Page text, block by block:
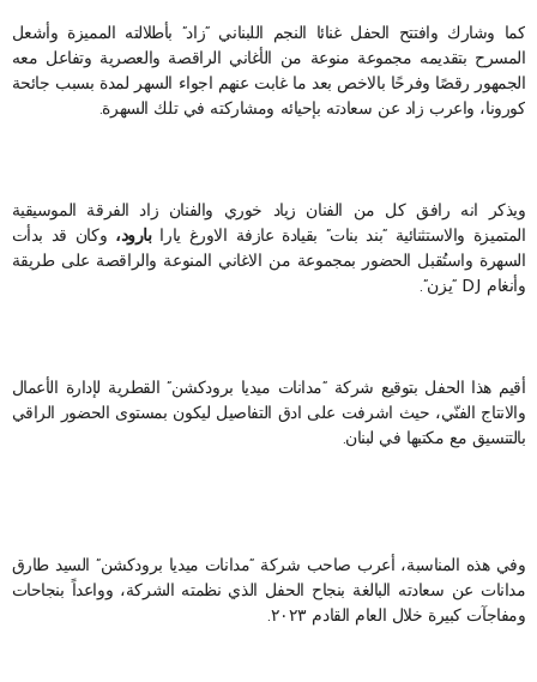
كما وشارك وافتتح الحفل غنائا النجم اللبناني “زاد” بأطلالته المميزة وأشعل
المسرح بتقديمه مجموعة منوعة من الأغاني الراقصة والعصرية وتفاعل معه
الجمهور رقصًا وفرحًا بالاخص بعد ما غابت عنهم اجواء السهر لمدة بسبب جائحة
كورونا، واعرب زاد عن سعادته بإحيائه ومشاركته في تلك السهرة.
ويذكر انه رافق كل من الفنان زياد خوري والفنان زاد الفرقة الموسيقية
المتميزة والاستثنائية “بند بنات” بقيادة عازفة الاورغ يارابارود، وكان قد بدأت
السهرة واستُقبل الحضور بمجموعة من الاغاني المنوعة والراقصة على طريقة
وأنغام DJ “يزن”.
أقيم هذا الحفل بتوقيع شركة “مدانات ميديا برودكشن” القطرية لإدارة الأعمال
والانتاج الفنّي، حيث اشرفت على ادق التفاصيل ليكون بمستوى الحضور الراقي
بالتنسيق مع مكتبها في لبنان.
وفي هذه المناسبة، أعرب صاحب شركة “مدانات ميديا برودكشن” السيد طارق
مدانات عن سعادته البالغة بنجاح الحفل الذي نظمته الشركة، وواعداً بنجاحات
ومفاجآت كبيرة خلال العام القادم ٢٠٢٣.